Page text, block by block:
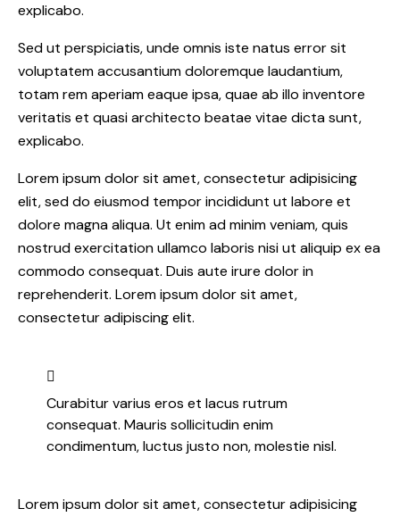
explicabo.
Sed ut perspiciatis, unde omnis iste natus error sit
voluptatem accusantium doloremque laudantium,
totam rem aperiam eaque ipsa, quae ab illo inventore
veritatis et quasi architecto beatae vitae dicta sunt,
explicabo.
Lorem ipsum dolor sit amet, consectetur adipisicing
elit, sed do eiusmod tempor incididunt ut labore et
dolore magna aliqua. Ut enim ad minim veniam, quis
nostrud exercitation ullamco laboris nisi ut aliquip ex ea
commodo consequat. Duis aute irure dolor in
reprehenderit. Lorem ipsum dolor sit amet,
consectetur adipiscing elit.
Curabitur varius eros et lacus rutrum
consequat. Mauris sollicitudin enim
condimentum, luctus justo non, molestie nisl.
Lorem ipsum dolor sit amet, consectetur adipisicing